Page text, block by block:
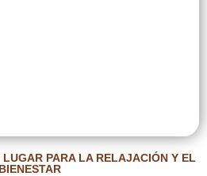
PARA LA RELAJACIÓN Y EL
BIENESTAR